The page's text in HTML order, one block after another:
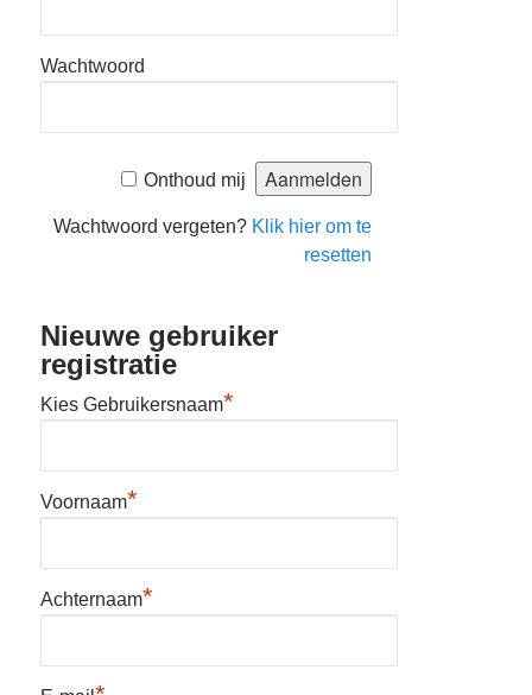
Wachtwoord
Onthoud mij
Wachtwoord vergeten? Klik hier om te
resetten
Nieuwe gebruiker
registratie
Kies Gebruikersnaam*
Voornaam*
Achternaam*